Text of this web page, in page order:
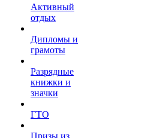
Активный
отдых
Дипломы и
грамоты
Разрядные
книжки и
значки
ГТО
Призы из